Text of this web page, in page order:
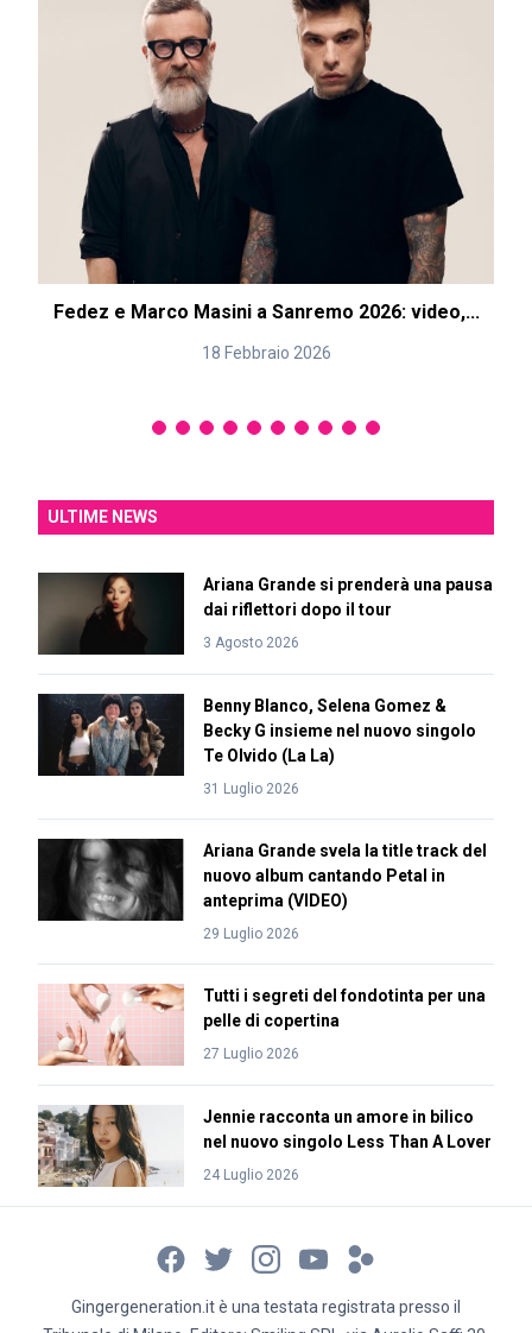
Fedez e Marco Masini a Sanremo 2026: video,...
18 Febbraio 2026
ULTIME NEWS
Ariana Grande si prenderà una pausa
dai riflettori dopo il tour
3 Agosto 2026
Benny Blanco, Selena Gomez &
Becky G insieme nel nuovo singolo
Te Olvido (La La)
31 Luglio 2026
Ariana Grande svela la title track del
nuovo album cantando Petal in
anteprima (VIDEO)
29 Luglio 2026
Tutti i segreti del fondotinta per una
pelle di copertina
27 Luglio 2026
Jennie racconta un amore in bilico
nel nuovo singolo Less Than A Lover
24 Luglio 2026
Gingergeneration.it è una testata registrata presso il